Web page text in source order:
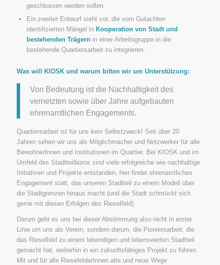
geschlossen werden sollen.
Ein zweiter Entwurf sieht vor, die vom Gutachten
identifizierten Mängel in Kooperation von Stadt und
bestehenden Trägernin einer Arbeitsgruppe in die
bestehende Quartiersarbeit zu integrieren.
Was will KIOSK und warum bitten wir um Unterstützung:
Von Bedeutung ist die Nachhaltigkeit des
vernetzten sowie über Jahre aufgebauten
ehrenamtlichen Engagements.
Quartiersarbeit ist für uns kein Selbstzweck! Seit über 20
Jahren sehen wir uns als Möglichmacher und Netzwerker für alle
BewohnerInnen und Institutionen im Quartier. Bei KIOSK und im
Umfeld des Stadtteilbüros sind viele erfolgreiche wie nachhaltige
Initiativen und Projekte entstanden, hier findet ehrenamtliches
Engagement statt, das unseren Stadtteil zu einem Modell über
die Stadtgrenzen hinaus macht (und die Stadt schmückt sich
gerne mit diesen Erfolgen des Rieselfeld).
Darum geht es uns bei dieser Abstimmung also nicht in erster
Linie um uns als Verein, sondern darum, die Pioniersarbeit, die
das Rieselfeld zu einem lebendigen und lebenswerten Stadtteil
gemacht hat, weiterhin in ein zukunftsfähiges Projekt zu führen.
Mit und für alle RiesefelderInnen alte und neue Wege